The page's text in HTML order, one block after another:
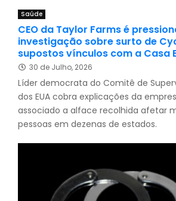
Saúde
CEO da Taylor Farms é
investigação sobre surto de
supostos vínculos com a Casa
30 de Julho, 2026
Líder democrata do Comitê de
dos EUA cobra explicações da
associado a alface recolhida afetar
pessoas em dezenas de estados.